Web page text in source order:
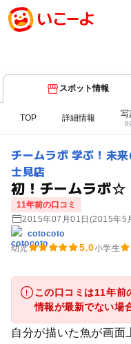
スポット情報
TOP 詳細情報 写
チームラボ 学ぶ！未
士見店
初！チームラボ☆
11年前の口コミ
2015年07月01日 (2015年5
cotocoto
幼児
5.0小学生
この口コミは11年前
情報が最新でない場
自分が描いた魚が画面